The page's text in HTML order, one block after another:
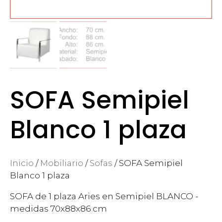
SOFA Semipiel
Blanco 1 plaza
Inicio / Mobiliario / Sofas / SOFA Semipiel
Blanco 1 plaza
SOFA de 1 plaza Aries en Semipiel BLANCO -
medidas 70x88x86 cm